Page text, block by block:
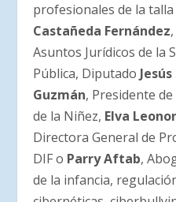
profesionales de la talla
Castañeda Fernández
Asuntos Jurídicos de la
Pública, Diputado
Guzmán, Presidente
de la Niñez, Elva
Directora General de
DIF o Parry Aftab,
de la infancia,